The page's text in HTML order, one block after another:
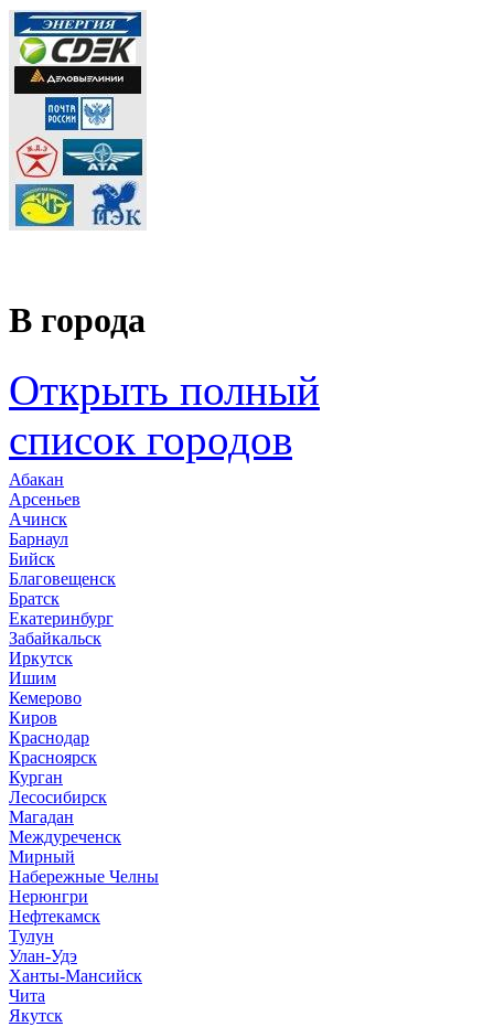
В города
Открыть полный
список городов
Абакан
Арсеньев
Ачинск
Барнаул
Бийск
Благовещенск
Братск
Екатеринбург
Забайкальск
Иркутск
Ишим
Кемерово
Киров
Краснодар
Красноярск
Курган
Лесосибирск
Магадан
Междуреченск
Мирный
Набережные Челны
Нерюнгри
Нефтекамск
Тулун
Улан-Удэ
Ханты-Мансийск
Чита
Якутск